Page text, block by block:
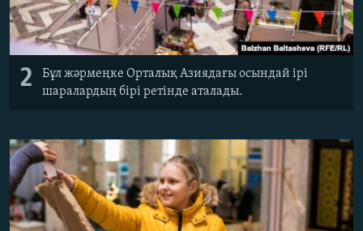
2
Бұл жәрмеңке Орталық Азиядағы осындай ірі
шаралардың бірі ретінде аталады.